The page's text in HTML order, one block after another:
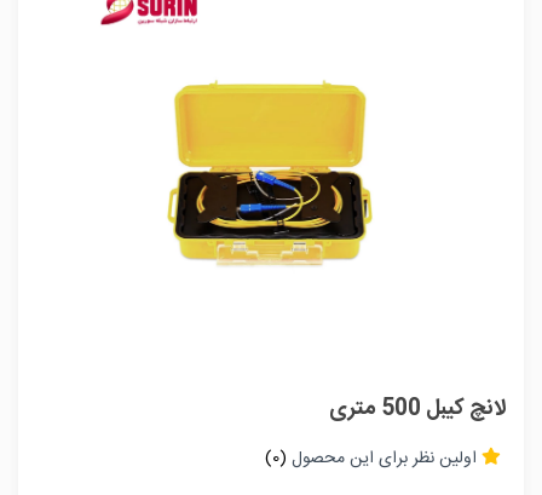
لانچ کیبل 500 متری
اولین نظر برای این محصول (0)